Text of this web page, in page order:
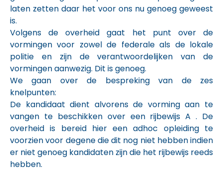
laten zetten daar het voor ons nu genoeg geweest
is.
Volgens de overheid gaat het punt over de
vormingen voor zowel de federale als de lokale
politie en zijn de verantwoordelijken van de
vormingen aanwezig. Dit is genoeg.
We gaan over de bespreking van de zes
knelpunten:
De kandidaat dient alvorens de vorming aan te
vangen te beschikken over een rijbewijs A . De
overheid is bereid hier een adhoc opleiding te
voorzien voor degene die dit nog niet hebben indien
er niet genoeg kandidaten zijn die het rijbewijs reeds
hebben.